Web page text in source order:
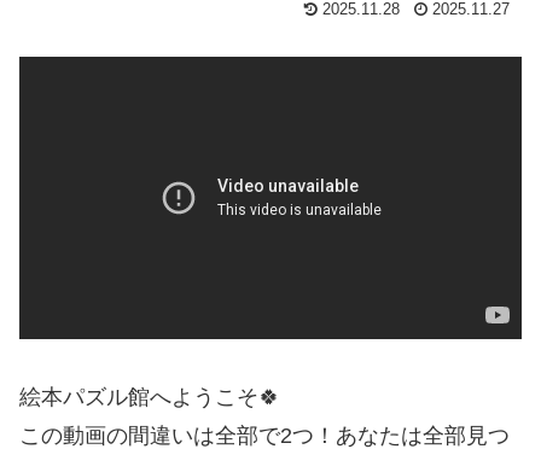
2025.11.28 2025.11.27
絵本パズル館へようこそ🍀
この動画の間違いは全部で2つ！あなたは全部見つ